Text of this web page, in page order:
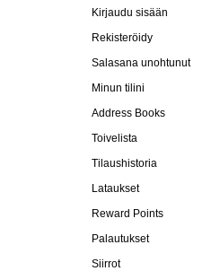
Kirjaudu sisään
Rekisteröidy
Salasana unohtunut
Minun tilini
Address Books
Toivelista
Tilaushistoria
Lataukset
Reward Points
Palautukset
Siirrot